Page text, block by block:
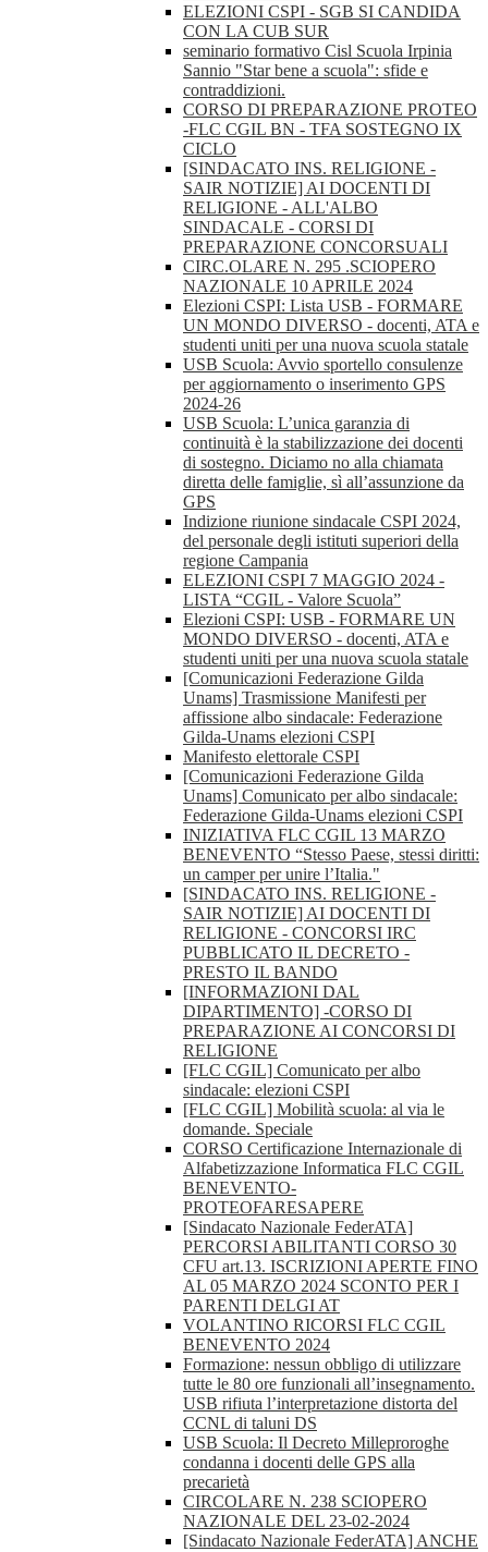
ELEZIONI CSPI - SGB SI CANDIDA
CON LA CUB SUR
seminario formativo Cisl Scuola Irpinia
Sannio "Star bene a scuola": sfide e
contraddizioni.
CORSO DI PREPARAZIONE PROTEO
-FLC CGIL BN - TFA SOSTEGNO IX
CICLO
[SINDACATO INS. RELIGIONE -
SAIR NOTIZIE] AI DOCENTI DI
RELIGIONE - ALL'ALBO
SINDACALE - CORSI DI
PREPARAZIONE CONCORSUALI
CIRC.OLARE N. 295 .SCIOPERO
NAZIONALE 10 APRILE 2024
Elezioni CSPI: Lista USB - FORMARE
UN MONDO DIVERSO - docenti, ATA e
studenti uniti per una nuova scuola statale
USB Scuola: Avvio sportello consulenze
per aggiornamento o inserimento GPS
2024-26
USB Scuola: L’unica garanzia di
continuità è la stabilizzazione dei docenti
di sostegno. Diciamo no alla chiamata
diretta delle famiglie, sì all’assunzione da
GPS
Indizione riunione sindacale CSPI 2024,
del personale degli istituti superiori della
regione Campania
ELEZIONI CSPI 7 MAGGIO 2024 -
LISTA “CGIL - Valore Scuola”
Elezioni CSPI: USB - FORMARE UN
MONDO DIVERSO - docenti, ATA e
studenti uniti per una nuova scuola statale
[Comunicazioni Federazione Gilda
Unams] Trasmissione Manifesti per
affissione albo sindacale: Federazione
Gilda-Unams elezioni CSPI
Manifesto elettorale CSPI
[Comunicazioni Federazione Gilda
Unams] Comunicato per albo sindacale:
Federazione Gilda-Unams elezioni CSPI
INIZIATIVA FLC CGIL 13 MARZO
BENEVENTO “Stesso Paese, stessi diritti:
un camper per unire l’Italia."
[SINDACATO INS. RELIGIONE -
SAIR NOTIZIE] AI DOCENTI DI
RELIGIONE - CONCORSI IRC
PUBBLICATO IL DECRETO -
PRESTO IL BANDO
[INFORMAZIONI DAL
DIPARTIMENTO] -CORSO DI
PREPARAZIONE AI CONCORSI DI
RELIGIONE
[FLC CGIL] Comunicato per albo
sindacale: elezioni CSPI
[FLC CGIL] Mobilità scuola: al via le
domande. Speciale
CORSO Certificazione Internazionale di
Alfabetizzazione Informatica FLC CGIL
BENEVENTO-
PROTEOFARESAPERE
[Sindacato Nazionale FederATA]
PERCORSI ABILITANTI CORSO 30
CFU art.13. ISCRIZIONI APERTE FINO
AL 05 MARZO 2024 SCONTO PER I
PARENTI DELGI AT
VOLANTINO RICORSI FLC CGIL
BENEVENTO 2024
Formazione: nessun obbligo di utilizzare
tutte le 80 ore funzionali all’insegnamento.
USB rifiuta l’interpretazione distorta del
CCNL di taluni DS
USB Scuola: Il Decreto Milleproroghe
condanna i docenti delle GPS alla
precarietà
CIRCOLARE N. 238 SCIOPERO
NAZIONALE DEL 23-02-2024
[Sindacato Nazionale FederATA] ANCHE